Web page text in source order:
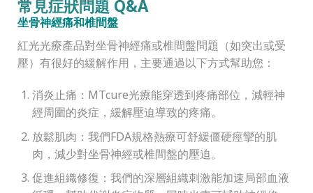
常見症狀問題 Q&A
坐骨神經痛和椎間盤
紅光光療產品對坐骨神經痛或椎間盤問題（如突出或受
壓）有很好的緩解作用，主要通過以下方式幫助您：
消炎止痛：MTcure光療能穿透到疼痛部位，減輕神
經周圍的炎症，緩解壓迫導致的疼痛。
放鬆肌肉：我們FDA規格熱療可舒緩僵硬痙攣的肌
肉，減少對坐骨神經或椎間盤的壓迫。
促進組織修復：我們的深層組織刺激能加速局部血液